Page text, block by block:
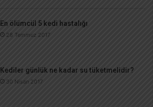
En ölümcül 5 kedi hastalığı
28 Temmuz 2017
Kediler günlük ne kadar su tüketmelidir?
30 Nisan 2017